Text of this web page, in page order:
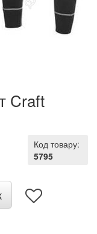
Craft
Код товару:
5795